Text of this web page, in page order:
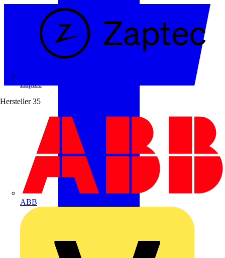
Zaptec
Hersteller 35
ABB